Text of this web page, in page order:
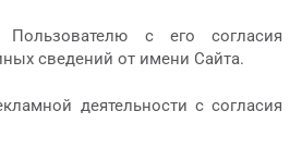
Пользователю с его согласия
сведений от имени Сайта.
деятельности с согласия